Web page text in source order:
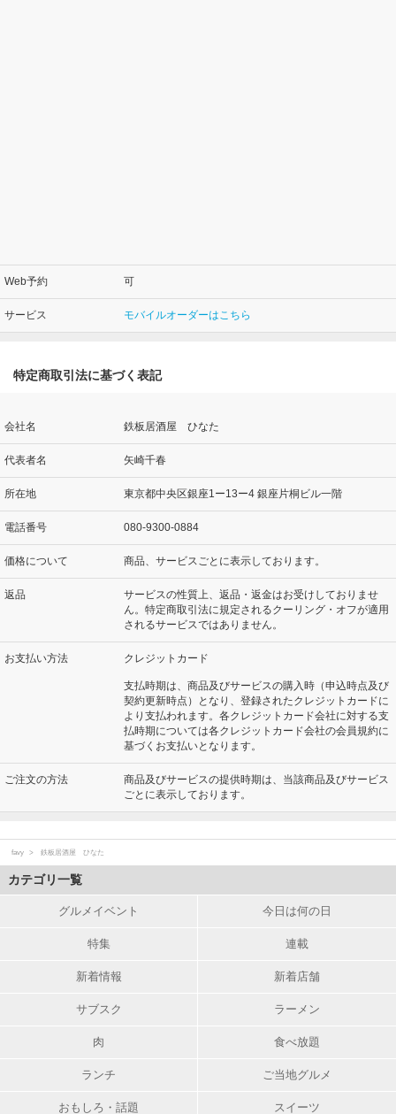
Web予約 可
サービス モバイルオーダーはこちら
特定商取引法に基づく表記
会社名 鉄板居酒屋 ひなた
代表者名 矢崎千春
所在地 東京都中央区銀座1ー13ー4 銀座片桐ビル一階
電話番号 080-9300-0884
価格について 商品、サービスごとに表示しております。
返品
サービスの性質上、返品・返金はお受けしておりませ
ん。特定商取引法に規定されるクーリング・オフが適用
されるサービスではありません。
お支払い方法 クレジットカード
支払時期は、商品及びサービスの購入時（申込時点及び
契約更新時点）となり、登録されたクレジットカードに
より支払われます。各クレジットカード会社に対する支
払時期については各クレジットカード会社の会員規約に
基づくお支払いとなります。
ご注文の方法
商品及びサービスの提供時期は、当該商品及びサービス
ごとに表示しております。
favy 鉄板居酒屋 ひなた
カテゴリ一覧
グルメイベント 今日は何の日
特集 連載
新着情報 新着店舗
サブスク ラーメン
肉 食べ放題
ランチ ご当地グルメ
おもしろ・話題 スイーツ